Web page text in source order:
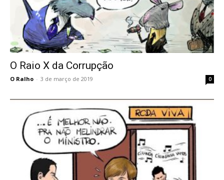
O Raio X da Corrupção
O Ralho - 3 de março de 2019 0